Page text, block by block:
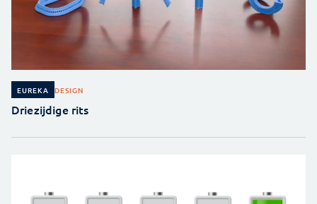
EUREKA DESIGN
Driezijdige rits